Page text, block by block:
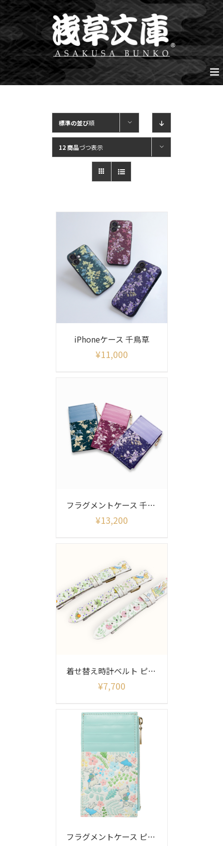
Skip
to
content
標準の並び順
12 商品づつ表示
iPhoneケース 千鳥草
¥11,000
フラグメントケース 千鳥草
¥13,200
着せ替え時計ベルト ピーターラビット柄(ベルトのみ)
¥7,700
フラグメントケース ピーターラビット イングリッシュガーデン柄